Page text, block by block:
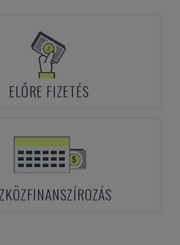
ELŐRE FIZETÉS